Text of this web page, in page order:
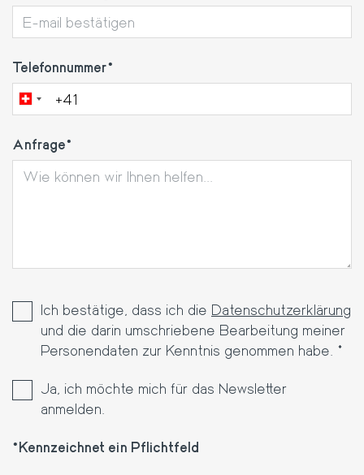
Telefonnummer
Anfrage
Ich bestätige, dass ich die Datenschutzerklärung
und die darin umschriebene Bearbeitung meiner
Personendaten zur Kenntnis genommen habe. *
Ja, ich möchte mich für das Newsletter
anmelden.
Kennzeichnet ein Pflichtfeld